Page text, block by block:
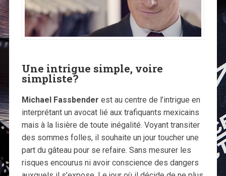
Une intrigue simple, voire
simpliste?
Michael Fassbender est au centre de l’intrigue en
interprétant un avocat lié aux trafiquants mexicains
mais à la lisière de toute inégalité. Voyant transiter
des sommes folles, il souhaite un jour toucher une
part du gâteau pour se refaire. Sans mesurer les
risques encourus ni avoir conscience des dangers